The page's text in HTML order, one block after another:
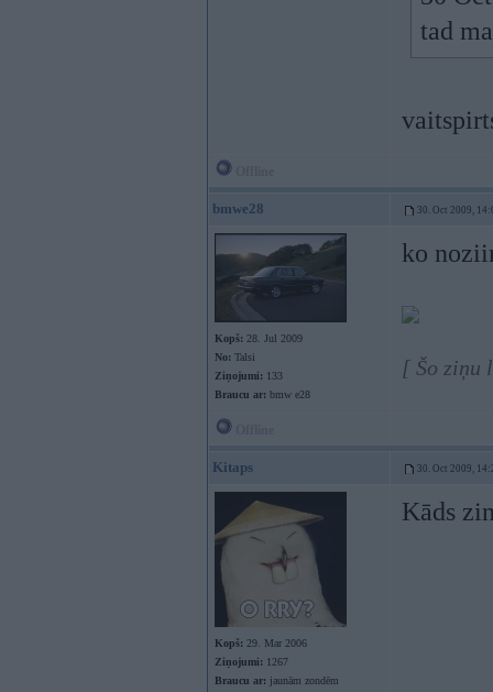
tad
bmwe28 30. Oct 2009,
Kopš: 28. Jul 2009
No: Talsi
Ziņojumi: 133
Braucu ar: bmw e28
ko
[ Šo ziņu
Kitaps 30. Oct 2009,
Kopš: 29. Mar 2006
Ziņojumi: 1267
Braucu ar: jaunām zondēm
Kāds